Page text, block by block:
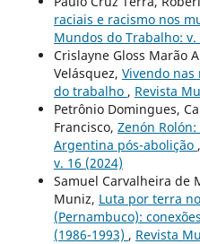
raciais e racismo nos
Mundos do Trabalho: v.
Crislayne Gloss Marão
Velásquez, Vivendo
do trabalho , Revista
Petrônio Domingues,
Francisco, Zenón
Argentina pós-abolição ,
v. 16 (2024)
Samuel Carvalheira de
Muniz, Luta por terra
(Pernambuco):
(1986-1993) , Revista